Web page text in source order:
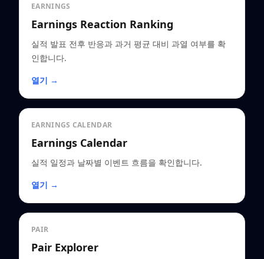
EARNINGS
Earnings Reaction Ranking
실적 발표 전후 반응과 과거 평균 대비 과열 여부를 확
인합니다.
열기 →
EARNINGS CALENDAR
Earnings Calendar
실적 일정과 날짜별 이벤트 흐름을 확인합니다.
열기 →
PAIR
Pair Explorer